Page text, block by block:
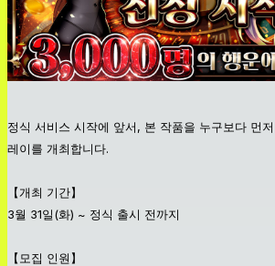
정식 서비스 시작에 앞서, 본 작품을 누구보다 먼
레이를 개최합니다.
【개최 기간】
3월 31일(화) ~ 정식 출시 전까지
【모집 인원】